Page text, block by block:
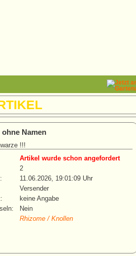
Namen
!!!
Artikel wurde schon angefordert
2
11.06.2026, 19:01:09 Uhr
Versender
keine Angabe
Nein
Rhizome / Knollen